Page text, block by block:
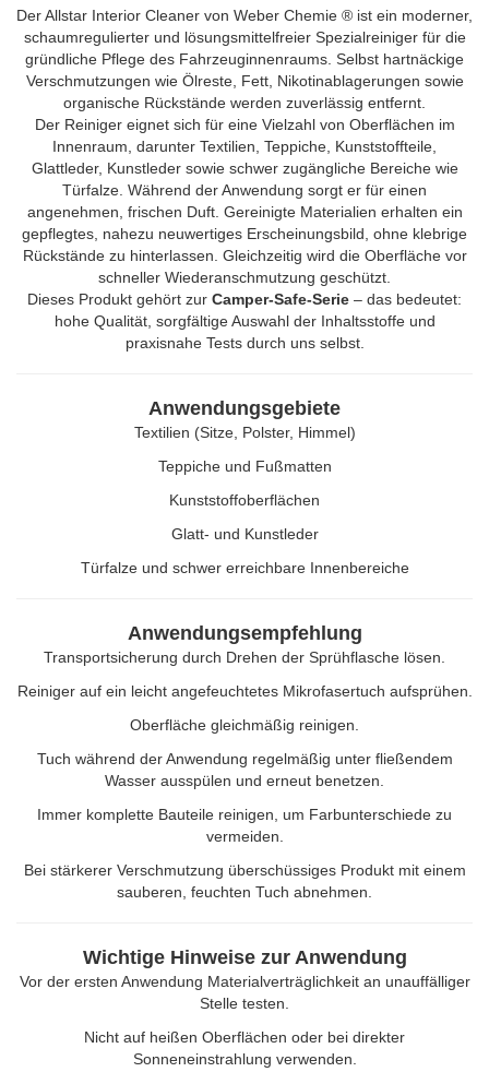
Der Allstar Interior Cleaner von Weber Chemie ® ist ein moderner,
schaumregulierter und lösungsmittelfreier Spezialreiniger für die
gründliche Pflege des Fahrzeuginnenraums. Selbst hartnäckige
Verschmutzungen wie Ölreste, Fett, Nikotinablagerungen sowie
organische Rückstände werden zuverlässig entfernt.
Der Reiniger eignet sich für eine Vielzahl von Oberflächen im
Innenraum, darunter Textilien, Teppiche, Kunststoffteile,
Glattleder, Kunstleder sowie schwer zugängliche Bereiche wie
Türfalze. Während der Anwendung sorgt er für einen
angenehmen, frischen Duft. Gereinigte Materialien erhalten ein
gepflegtes, nahezu neuwertiges Erscheinungsbild, ohne klebrige
Rückstände zu hinterlassen. Gleichzeitig wird die Oberfläche vor
schneller Wiederanschmutzung geschützt.
Dieses Produkt gehört zur Camper-Safe-Serie – das bedeutet:
hohe Qualität, sorgfältige Auswahl der Inhaltsstoffe und
praxisnahe Tests durch uns selbst.
Anwendungsgebiete
Textilien (Sitze, Polster, Himmel)
Teppiche und Fußmatten
Kunststoffoberflächen
Glatt- und Kunstleder
Türfalze und schwer erreichbare Innenbereiche
Anwendungsempfehlung
Transportsicherung durch Drehen der Sprühflasche lösen.
Reiniger auf ein leicht angefeuchtetes Mikrofasertuch aufsprühen.
Oberfläche gleichmäßig reinigen.
Tuch während der Anwendung regelmäßig unter fließendem
Wasser ausspülen und erneut benetzen.
Immer komplette Bauteile reinigen, um Farbunterschiede zu
vermeiden.
Bei stärkerer Verschmutzung überschüssiges Produkt mit einem
sauberen, feuchten Tuch abnehmen.
Wichtige Hinweise zur Anwendung
Vor der ersten Anwendung Materialverträglichkeit an unauffälliger
Stelle testen.
Nicht auf heißen Oberflächen oder bei direkter
Sonneneinstrahlung verwenden.